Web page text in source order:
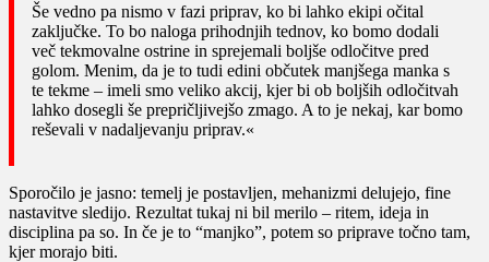
Še vedno pa nismo v fazi priprav, ko bi lahko ekipi očital
zaključke. To bo naloga prihodnjih tednov, ko bomo dodali
več tekmovalne ostrine in sprejemali boljše odločitve pred
golom. Menim, da je to tudi edini občutek manjšega manka s
te tekme – imeli smo veliko akcij, kjer bi ob boljših odločitvah
lahko dosegli še prepričljivejšo zmago. A to je nekaj, kar bomo
reševali v nadaljevanju priprav.«
Sporočilo je jasno: temelj je postavljen, mehanizmi delujejo, fine
nastavitve sledijo. Rezultat tukaj ni bil merilo – ritem, ideja in
disciplina pa so. In če je to “manjko”, potem so priprave točno tam,
kjer morajo biti.